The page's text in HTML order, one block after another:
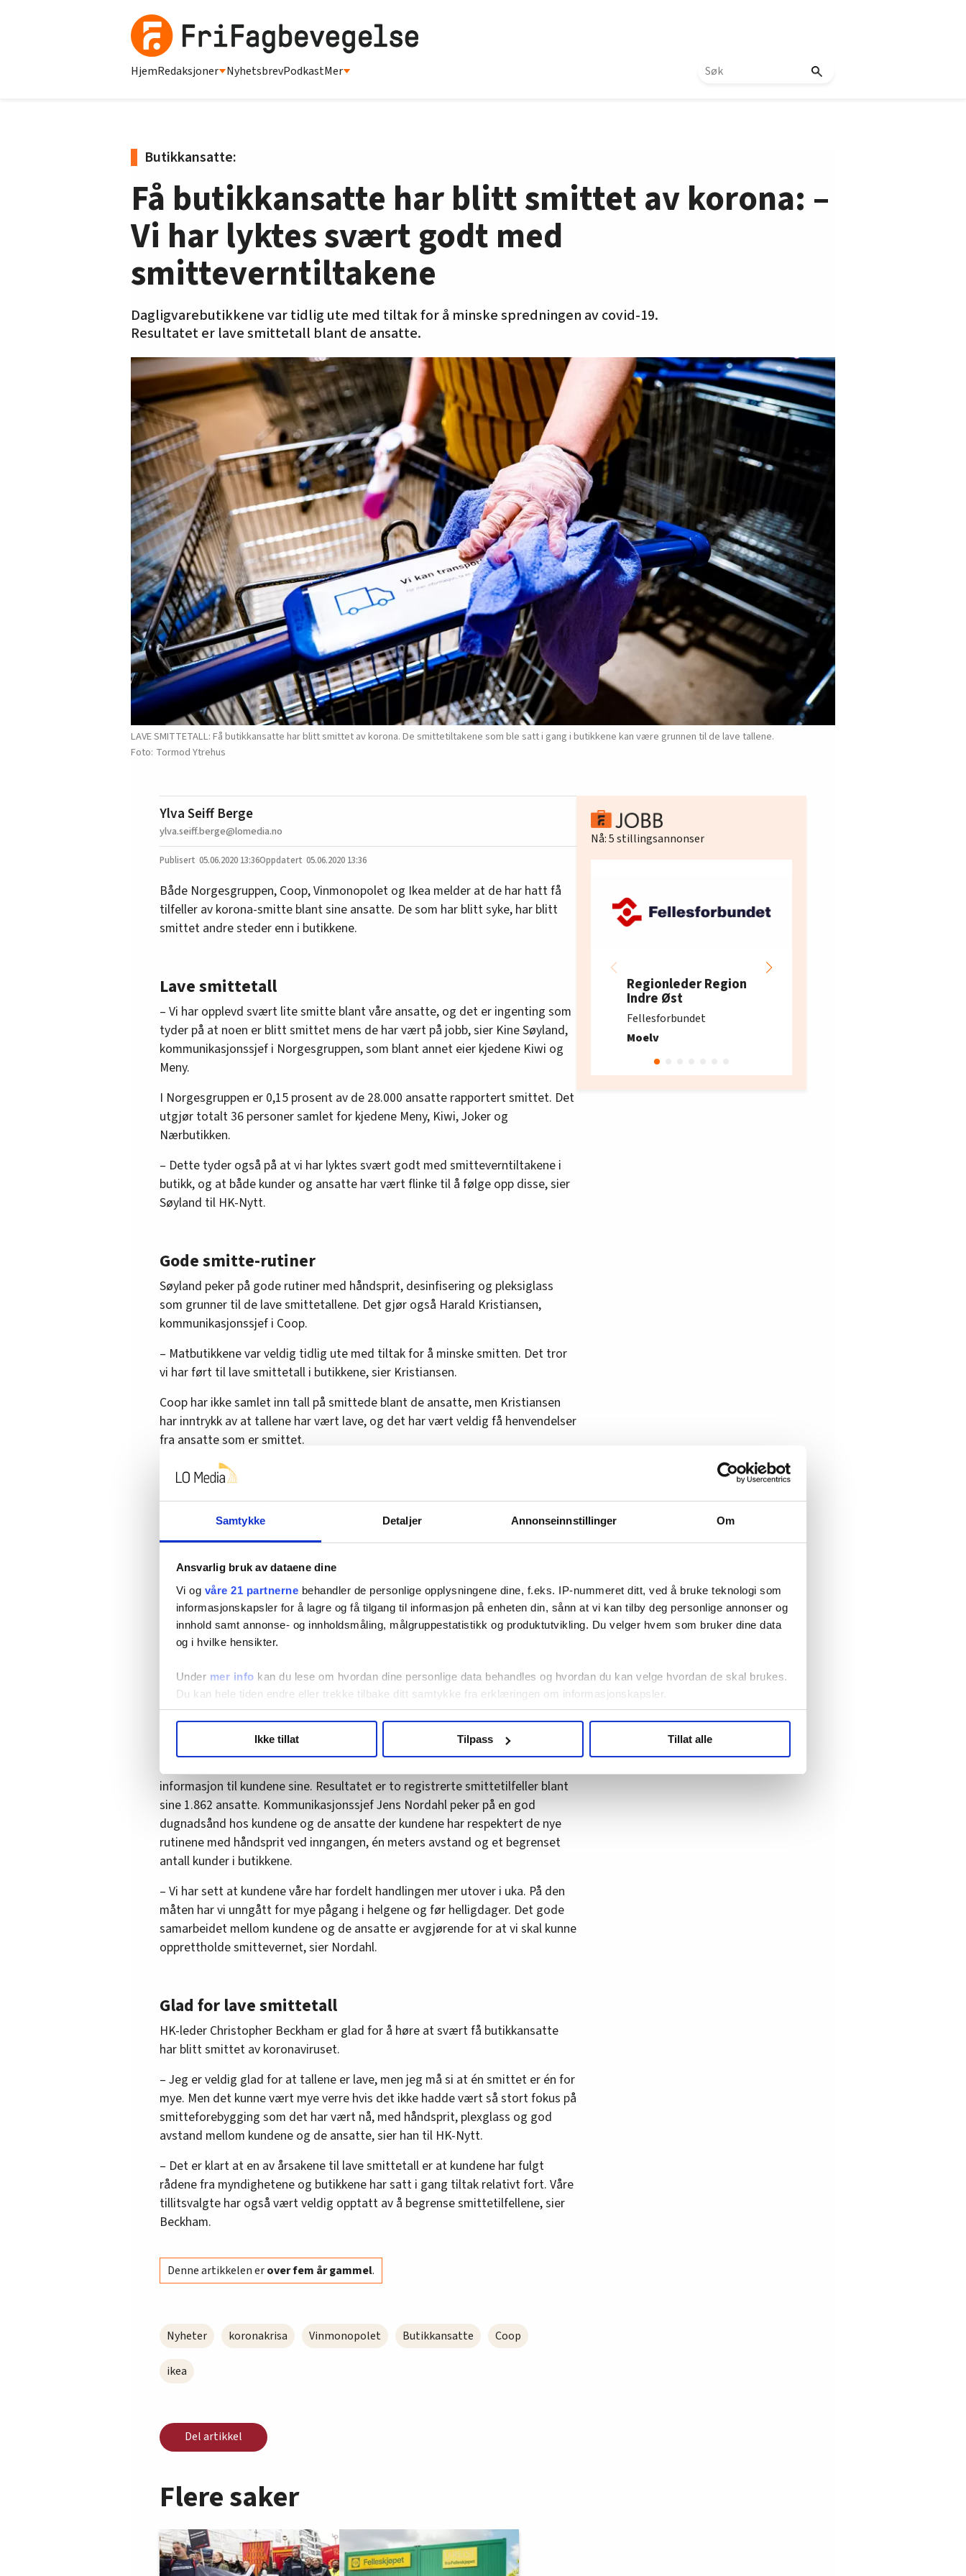
Samtykke Detaljer Annonseinnstillinger Om
Ansvarlig bruk av dataene dine
Vi og våre 21 partnerne behandler de personlige opplysningene dine, f.eks. IP-nummeret ditt, ved å bruke teknologi som
informasjonskapsler for å lagre og få tilgang til informasjon på enheten din, sånn at vi kan tilby deg personlige annonser og
innhold samt annonse- og innholdsmåling, målgruppestatistikk og produktutvikling. Du velger hvem som bruker dine data
og i hvilke hensikter.
Under mer info kan du lese om hvordan dine personlige data behandles og hvordan du kan velge hvordan de skal brukes.
Du kan hele tiden endre eller trekke tilbake ditt samtykke fra erklæringen om informasjonskapsler.
hvordan våre nettsider blir brukt slik at vi tilby relevant innhold, tilpassede annonser og utarbeide statistikk.
annonsering. Disse er angitt i oversikten lengre ned på denne siden.
Ikke tillat Tilpass Tillat alle
HjemRedaksjoner NyhetsbrevPodkastMer
Butikkansatte:
Få butikkansatte har blitt smittet av korona: –
Vi har lyktes svært godt med
smitteverntiltakene
Dagligvarebutikkene var tidlig ute med tiltak for å minske spredningen av covid-19.
Resultatet er lave smittetall blant de ansatte.
LAVE SMITTETALL: Få butikkansatte har blitt smittet av korona. De smittetiltakene som ble satt i gang i butikkene kan være grunnen til de lave tallene.
Tormod Ytrehus
Ylva Seiff Berge
ylva.seiff.berge@lomedia.no
05.06.2020 13:36 05.06.2020 13:36
Både Norgesgruppen, Coop, Vinmonopolet og Ikea melder at de har hatt få
tilfeller av korona-smitte blant sine ansatte. De som har blitt syke, har blitt
smittet andre steder enn i butikkene.
Lave smittetall
– Vi har opplevd svært lite smitte blant våre ansatte, og det er ingenting som
tyder på at noen er blitt smittet mens de har vært på jobb, sier Kine Søyland,
kommunikasjonssjef i Norgesgruppen, som blant annet eier kjedene Kiwi og
Meny.
I Norgesgruppen er 0,15 prosent av de 28.000 ansatte rapportert smittet. Det
utgjør totalt 36 personer samlet for kjedene Meny, Kiwi, Joker og
Nærbutikken.
– Dette tyder også på at vi har lyktes svært godt med smitteverntiltakene i
butikk, og at både kunder og ansatte har vært flinke til å følge opp disse, sier
Søyland til HK-Nytt.
Gode smitte-rutiner
Søyland peker på gode rutiner med håndsprit, desinfisering og pleksiglass
som grunner til de lave smittetallene. Det gjør også Harald Kristiansen,
kommunikasjonssjef i Coop.
– Matbutikkene var veldig tidlig ute med tiltak for å minske smitten. Det tror
vi har ført til lave smittetall i butikkene, sier Kristiansen.
Coop har ikke samlet inn tall på smittede blant de ansatte, men Kristiansen
har inntrykk av at tallene har vært lave, og det har vært veldig få henvendelser
fra ansatte som er smittet.
Skjermer risikogruppen
Ikea begynte tidlig med å skjerme de ansatte som var i risikogruppen, og ga
dem muligheten til å jobbe i andre roller. Samtidig begrenset Ikea antall
kunder inne i varehusene, fjernet alt engangsutstyr som målebånd og
blyanter, og stengte lekeområdene for barn. Resultatet så langt er ni
registrerte smittetilfeller av de 3.100 ansatte i varehusene.
– Vi har fra starten av vært veldig opptatt av å følge veiledningen fra
myndighetene når det kommer til smittevern. Det har vært med på å gjøre
pressekontakt i Ikea til HK-Nytt.
Godt samarbeid med kundene
I Vinmonopolet begynte de også tidlig med forebyggende smittetiltak og
informasjon til kundene sine. Resultatet er to registrerte smittetilfeller blant
sine 1.862 ansatte. Kommunikasjonssjef Jens Nordahl peker på en god
dugnadsånd hos kundene og de ansatte der kundene har respektert de nye
rutinene med håndsprit ved inngangen, én meters avstand og et begrenset
antall kunder i butikkene.
– Vi har sett at kundene våre har fordelt handlingen mer utover i uka. På den
måten har vi unngått for mye pågang i helgene og før helligdager. Det gode
samarbeidet mellom kundene og de ansatte er avgjørende for at vi skal kunne
opprettholde smittevernet, sier Nordahl.
Glad for lave smittetall
HK-leder Christopher Beckham er glad for å høre at svært få butikkansatte
har blitt smittet av koronaviruset.
– Jeg er veldig glad for at tallene er lave, men jeg må si at én smittet er én for
mye. Men det kunne vært mye verre hvis det ikke hadde vært så stort fokus på
smitteforebygging som det har vært nå, med håndsprit, plexglass og god
avstand mellom kundene og de ansatte, sier han til HK-Nytt.
– Det er klart at en av årsakene til lave smittetall er at kundene har fulgt
rådene fra myndighetene og butikkene har satt i gang tiltak relativt fort. Våre
tillitsvalgte har også vært veldig opptatt av å begrense smittetilfellene, sier
Beckham.
Denne artikkelen erover fem år gammel.
Nyheter koronakrisa Vinmonopolet Butikkansatte Coop
ikea
Del artikkel
Flere saker
Nå:5stillingsannonser
Regionleder Region
Indre Øst
Fellesforbundet
Moelv